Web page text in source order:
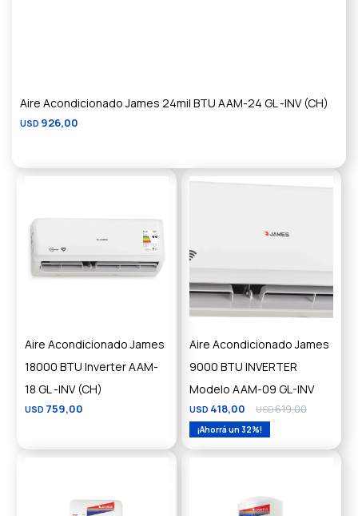
Aire Acondicionado James 24mil BTU AAM-24 GL -INV (CH)
USD 926,00
Aire Acondicionado James
18000 BTU Inverter AAM-
18 GL -INV (CH)
USD 759,00
Aire Acondicionado James
9000 BTU INVERTER
Modelo AAM-09 GL-INV
USD 418,00 USD619,00
32